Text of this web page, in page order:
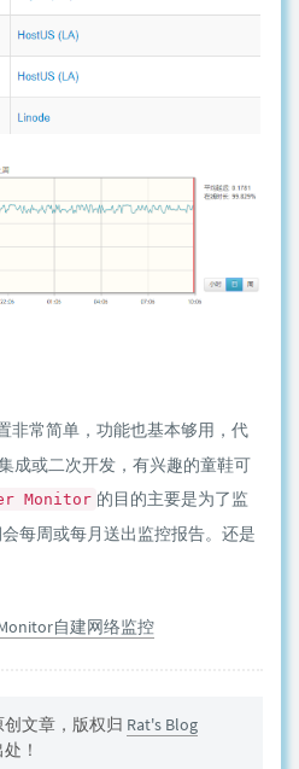
非常简单，功能也基本够用，代
成或二次开发，有兴趣的童鞋可
Monitor 的目的主要是为了监
每周或每月送出监控报告。还是
自建网络监控
文章，版权归 Rat's Blog
！